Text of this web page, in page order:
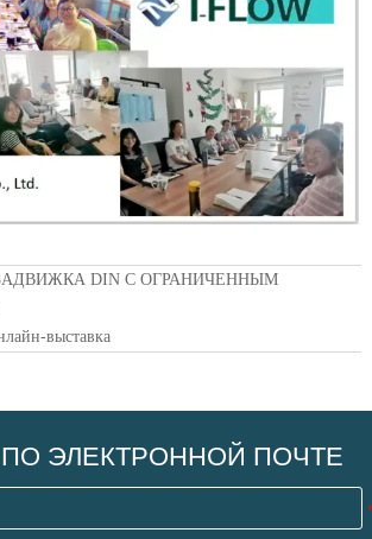
DIN С ОГРАНИЧЕННЫМ
выставка
ЭЛЕКТРОННОЙ ПОЧТЕ